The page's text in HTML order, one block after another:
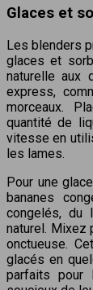
Glaces et
Les blenders
glaces et
naturelle aux
express,
morceaux.
quantité de
vitesse en
les lames.
Pour une
bananes
congelés, du
naturel. Mixez
onctueuse.
glacés en
parfaits pour